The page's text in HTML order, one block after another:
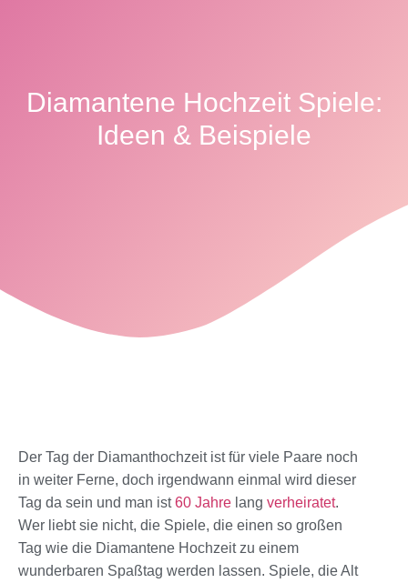
Diamantene Hochzeit Spiele:
Ideen & Beispiele
Der Tag der Diamanthochzeit ist für viele Paare noch
in weiter Ferne, doch irgendwann einmal wird dieser
Tag da sein und man ist60 Jahre lang verheiratet.
Wer liebt sie nicht, die Spiele, die einen so großen
Tag wie die Diamantene Hochzeitzu einem
wunderbaren Spaßtag werden lassen. Spiele, die Alt